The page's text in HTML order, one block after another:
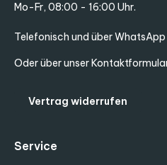
Mo-Fr, 08:00 - 16:00 Uhr.
Telefonisch und über WhatsApp
Oder über unser
Vertrag widerrufen
Service